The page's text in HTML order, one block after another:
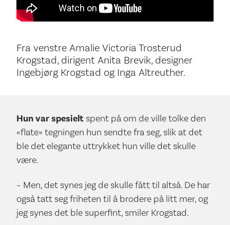
Fra venstre Amalie Victoria Trosterud
Krogstad, dirigent Anita Brevik, designer
Ingebjørg Krogstad og Inga Altreuther.
Hun var spesieltspent på om de ville tolke den
«flate» tegningen hun sendte fra seg, slik at det
ble det elegante uttrykket hun ville det skulle
være.
– Men, det synes jeg de skulle fått til altså. De har
også tatt seg friheten til å brodere på litt mer, og
jeg synes det ble superfint, smiler Krogstad.